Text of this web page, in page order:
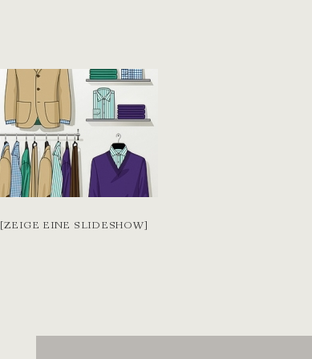
[ZEIGE EINE SLIDESHOW]